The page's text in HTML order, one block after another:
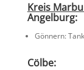
Kreis
Angel­burg:
Gönnern:
Cölbe: